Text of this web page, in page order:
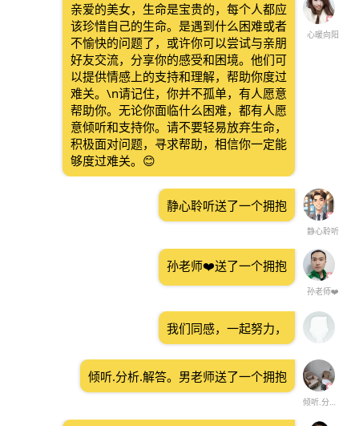
心暖向阳
亲爱的美女，生命是宝贵的，每个人都应
该珍惜自己的生命。是遇到什么困难或者
不愉快的问题了，或许你可以尝试与亲朋
好友交流，分享你的感受和困境。他们可
以提供情感上的支持和理解，帮助你度过
难关。\n请记住，你并不孤单，有人愿意
帮助你。无论你面临什么困难，都有人愿
意倾听和支持你。请不要轻易放弃生命，
积极面对问题，寻求帮助，相信你一定能
够度过难关。😊
静心聆听
静心聆听送了一个拥抱
孙老师❤️
孙老师❤️送了一个拥抱
我们同感，一起努力，
倾听.分析.解答。男老师
倾听.分析.解答。男老师送了一个拥抱